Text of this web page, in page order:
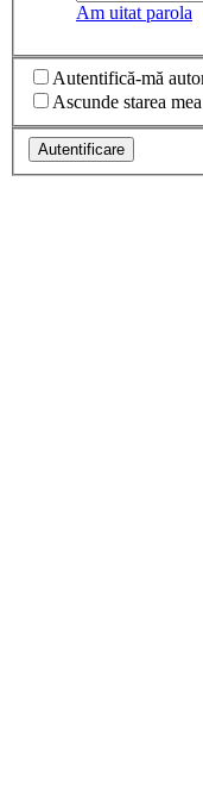
Am uitat parola
Autentifică-mă
Ascunde starea